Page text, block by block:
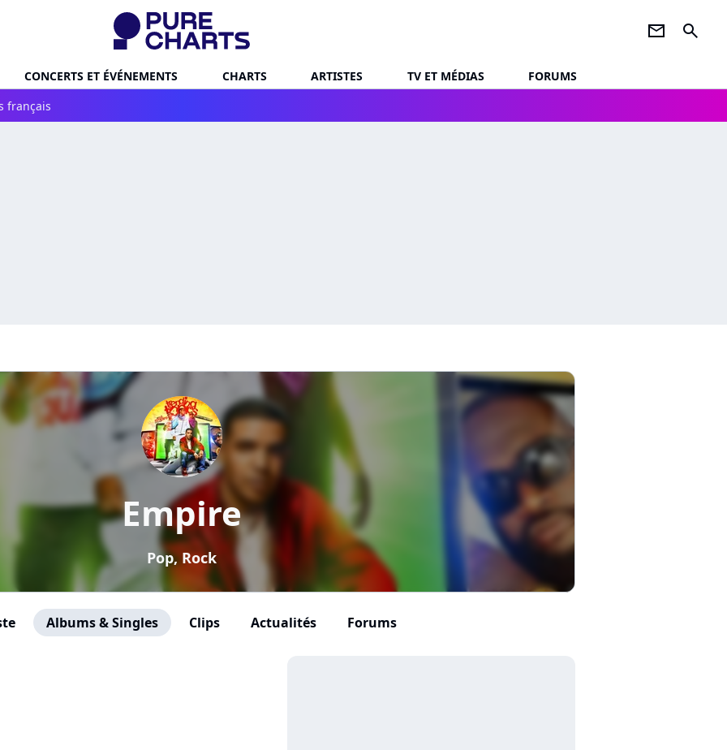
newsletter search
CONCERTS ET ÉVÉNEMENTS CHARTS ARTISTES TV ET MÉDIAS
FORUMS
français
Empire
Pop, Rock
Albums & Singles Clips Actualités Forums